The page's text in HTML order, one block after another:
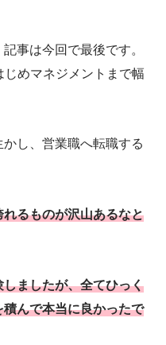
事は今回で最後です。
めマネジメントまで幅
し、営業職へ転職する
るものが沢山あるなと
ましたが、全てひっく
んで本当に良かったで